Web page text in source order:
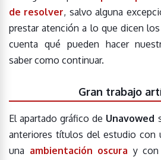
de resolver, salvo alguna
prestar atención a lo que dicen
cuenta qué pueden hacer
saber como continuar.
Gran trabajo
El apartado gráfico de Unavowed
anteriores títulos del estudio con
una ambientación oscura y con